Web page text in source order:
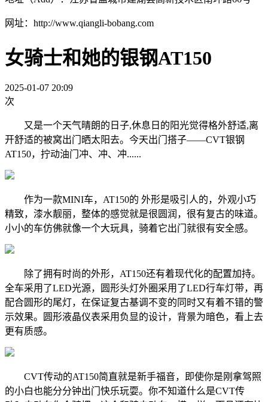
网址：http://www.qiangli-bobang.com
女骑士和她的银钢AT150
2025-01-07 20:09
次
又是一个天气晴朗的日子,休息日的阳光觉得格外舒适,离
开舒适的被窝出门晒太阳去。今天出门搭子——CVT银钢
AT150，拧动油门冲、冲、冲......
作为一款MINI车，AT150的 外形是吸引人的，外观小巧
精致，漆水靓丽，整体的感觉就是很圆润，很有复古的味道。
小小的车仿佛就像一个大玩具，骑着它出门就很有安全感。
除了拥有时尚的外形，AT150还有着现代化的配置加持。
全车采用了LED光源，圆形头灯外圈采用了LED行车灯带，再
配合圆形的尾灯，在保证复古基调不变的同时又有着不错的警
示效果。圆形液晶仪表采用负显的设计，背景为暗色，看上去
更有质感。
CVT传动的AT150简直就是新手福音，即使你是刚拿驾照
的小白也能分分钟出门快乐玩耍。你不知道什么是CVT传